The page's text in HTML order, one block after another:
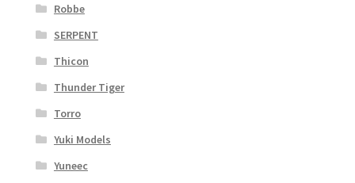
Robbe
SERPENT
Thicon
Thunder Tiger
Torro
Yuki Models
Yuneec